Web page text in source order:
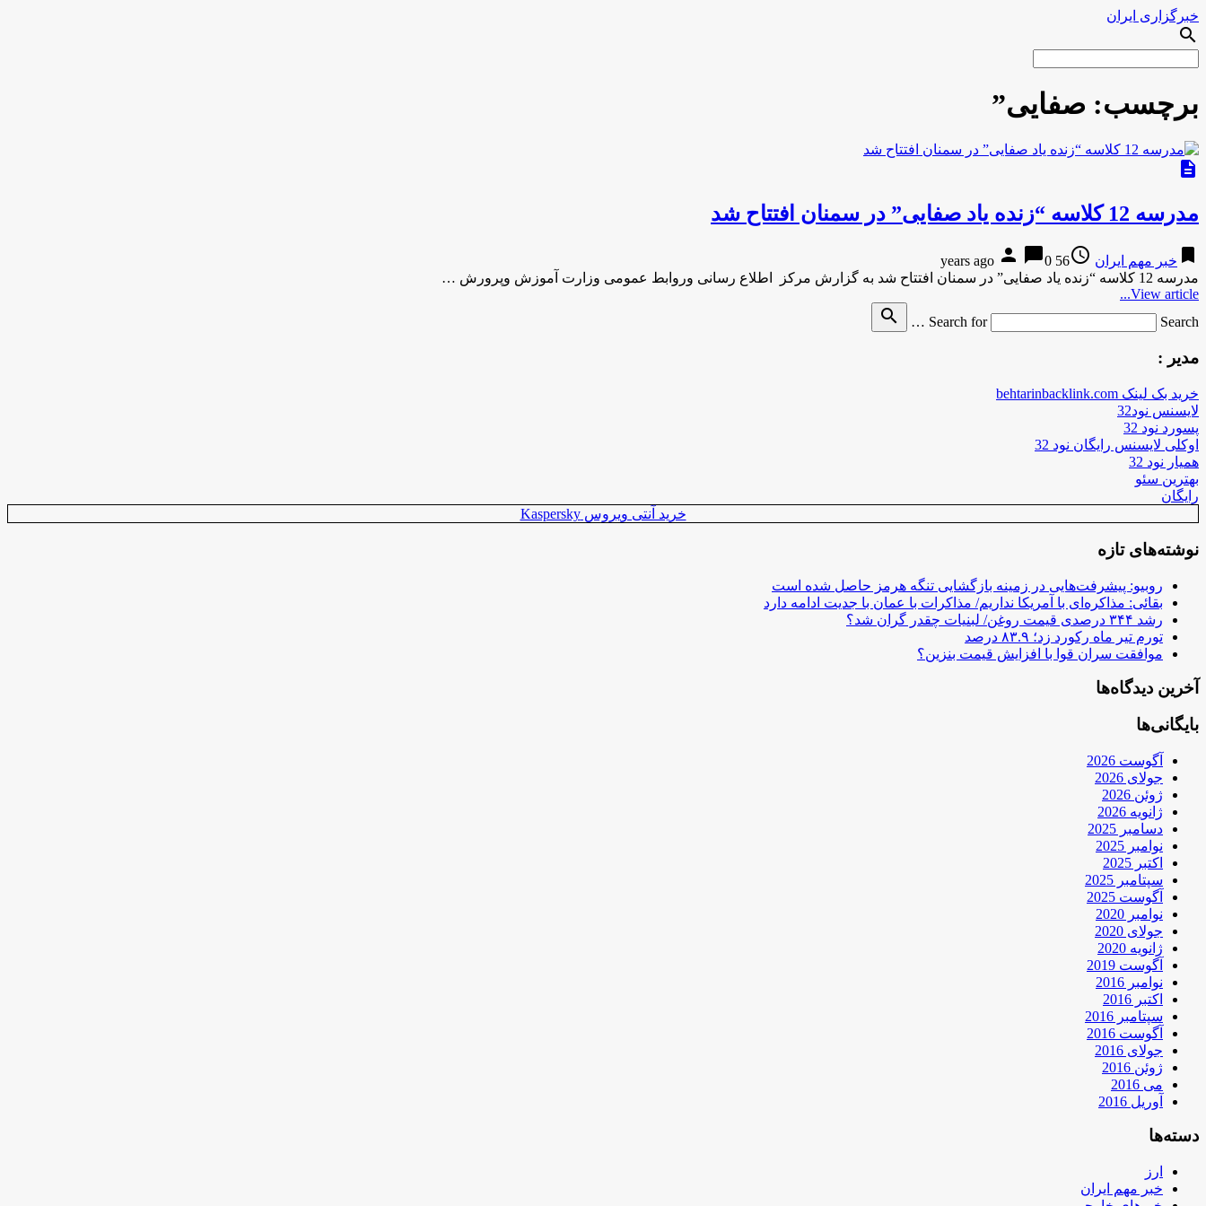
خبرگزاری ایران
search
برچسب: صفایی”
description
مدرسه 12 کلاسه “زنده‌ یاد صفایی” در سمنان افتتاح شد
bookmark خبر مهم ایران access_time
56 years ago
person chat_bubble0
مدرسه 12 کلاسه “زنده‌ یاد صفایی” در سمنان افتتاح شد به گزارش مركز اطلاع رسانی وروابط عمومی وزارت آموزش وپرورش …
View article...
Search for
Search …
search
مدیر :
خرید بک لینک behtarinbacklink.com
لایسنس نود32
پسورد نود 32
اوکلی لایسنس رایگان نود 32
همیار نود 32
بهترین سئو
رایگان
خرید آنتی ویروس Kaspersky
نوشته‌های تازه
روبیو: پیشرفت‌هایی در زمینه بازگشایی تنگه هرمز حاصل شده است
بقائی: مذاکره‌ای با آمریکا نداریم/ مذاکرات با عمان با جدیت ادامه دارد
رشد ۳۴۴ درصدی قیمت روغن/ لبنیات چقدر گران شد؟
تورم تیر ماه رکورد زد؛ ۸۳.۹ درصد
موافقت سران قوا با افزایش قیمت بنزین؟
آخرین دیدگاه‌ها
بایگانی‌ها
آگوست 2026
جولای 2026
ژوئن 2026
ژانویه 2026
دسامبر 2025
نوامبر 2025
اکتبر 2025
سپتامبر 2025
آگوست 2025
نوامبر 2020
جولای 2020
ژانویه 2020
آگوست 2019
نوامبر 2016
اکتبر 2016
سپتامبر 2016
آگوست 2016
جولای 2016
ژوئن 2016
می 2016
آوریل 2016
دسته‌ها
ارز
خبر مهم ایران